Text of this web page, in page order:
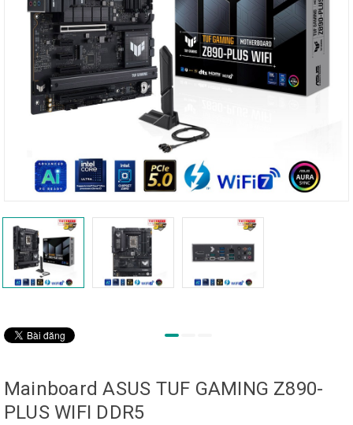
Mainboard ASUS TUF GAMING Z890-
PLUS WIFI DDR5